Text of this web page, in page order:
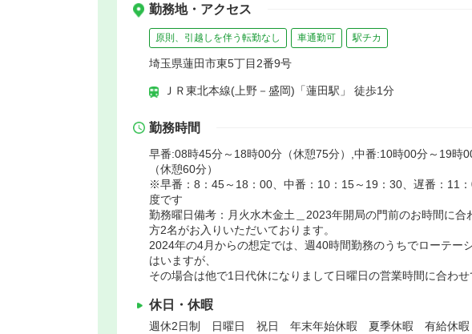
勤務地・アクセス
原則、引越しを伴う転勤なし 車通勤可 駅チカ
埼玉県蓮田市東5丁目2番9号
ＪＲ東北本線(上野－盛岡)「蓮田駅」 徒歩1分
勤務時間
早番:08時45分～18時00分（休憩75分）,中番:10時00分～19時
（休憩60分）
※早番：8：45～18：00、中番：10：15～19：30、遅番：11
度です
勤務曜日備考：月火水木金土＿2023年開局の門前のお時間に
方2名がお入りいただいております。
2024年の4月からの想定では、週40時間勤務のうちでローテー
はいますが、
その場合は他で1日代休になりまして日曜日の営業時間に合わ
休日・休暇
週休2日制 日曜日 祝日 年末年始休暇 夏季休暇 有給休